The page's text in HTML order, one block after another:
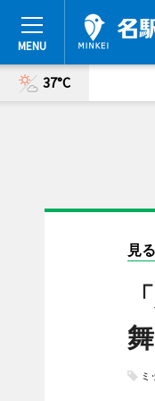
37°C
見
ミ